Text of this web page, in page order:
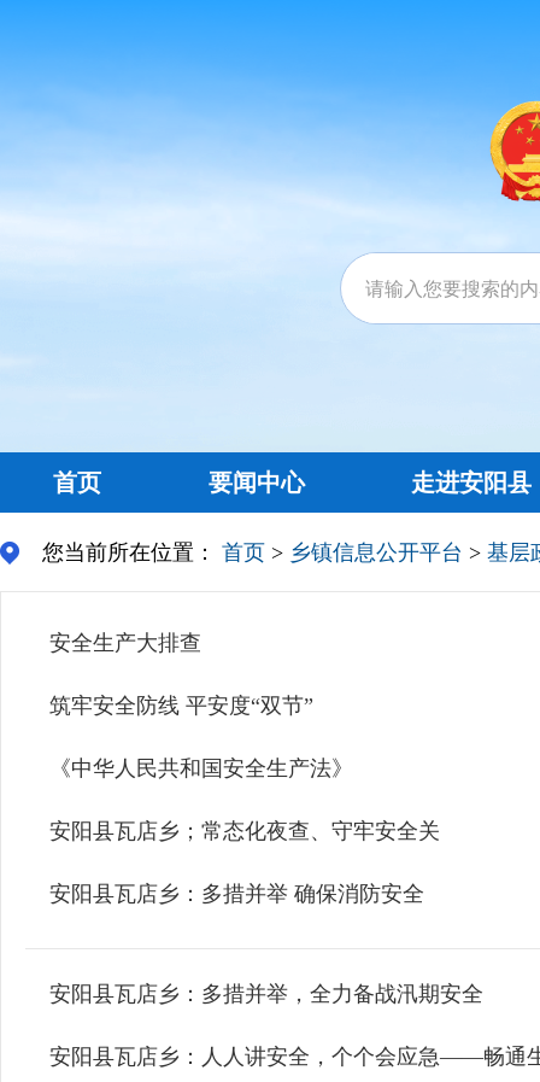
首页 要闻中心 走进安阳县
您当前所在位置： 首页 > 乡镇信息公开平台 > 基层
安全生产大排查
筑牢安全防线 平安度“双节”
《中华人民共和国安全生产法》
安阳县瓦店乡；常态化夜查、守牢安全关
安阳县瓦店乡：多措并举 确保消防安全
安阳县瓦店乡：多措并举，全力备战汛期安全
安阳县瓦店乡：人人讲安全，个个会应急——畅通